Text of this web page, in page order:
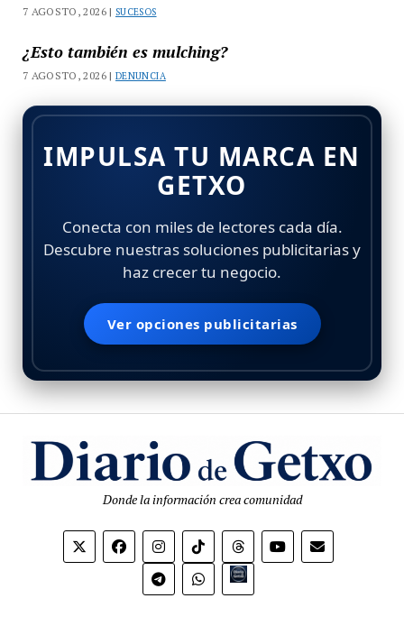
7 AGOSTO, 2026 | SUCESOS
¿Esto también es mulching?
7 AGOSTO, 2026 |DENUNCIA
IMPULSA TU MARCA EN
GETXO
Conecta con miles de lectores cada día.
Descubre nuestras soluciones publicitarias y
haz crecer tu negocio.
Ver opciones publicitarias
Donde la información crea comunidad
Bio.link